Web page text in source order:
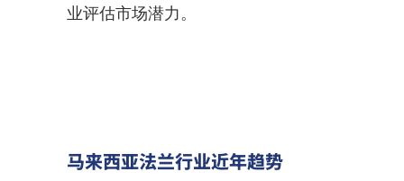
业评估市场潜力。
马来西亚法兰行业近年趋势